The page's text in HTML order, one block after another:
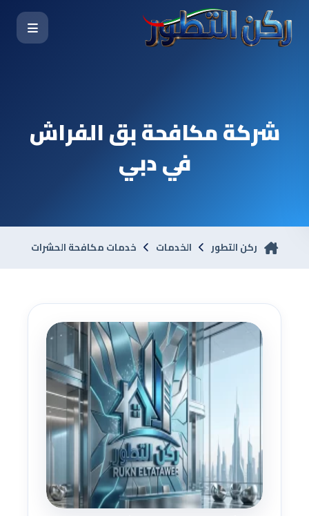
شركة مكافحة بق الفراش
في دبي
ركن التطور الخدمات خدمات مكافحة الحشرات